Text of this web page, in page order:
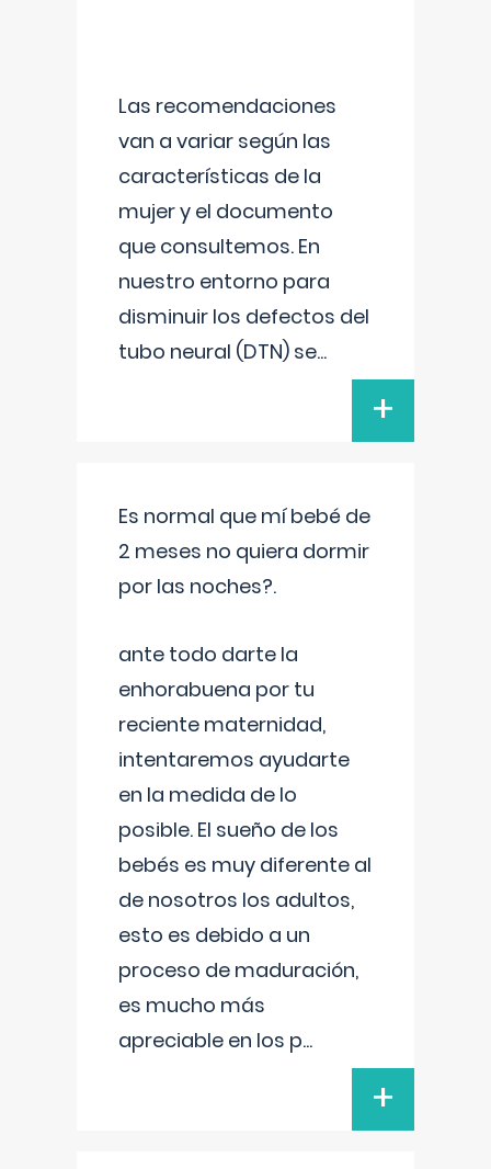
Las recomendaciones
van a variar según las
características de la
mujer y el documento
que consultemos. En
nuestro entorno para
disminuir los defectos del
tubo neural (DTN) se...
+
Es normal que mí bebé de
2 meses no quiera dormir
por las noches?.
ante todo darte la
enhorabuena por tu
reciente maternidad,
intentaremos ayudarte
en la medida de lo
posible. El sueño de los
bebés es muy diferente al
de nosotros los adultos,
esto es debido a un
proceso de maduración,
es mucho más
apreciable en los p...
+